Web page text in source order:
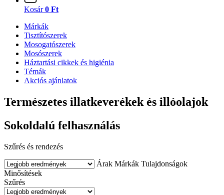
Kosár 0 Ft
Márkák
Tisztítószerek
Mosogatószerek
Mosószerek
Háztartási cikkek és higiénia
Témák
Akciós ajánlatok
Természetes illatkeverékek és illóolajok
Sokoldalú felhasználás
Szűrés és rendezés
Árak Márkák Tulajdonságok
Minősítések
Szűrés